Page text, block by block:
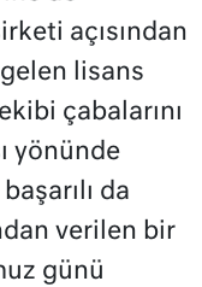
açısından
gelen lisans
çabalarını
yönünde
da
verilen bir
günü